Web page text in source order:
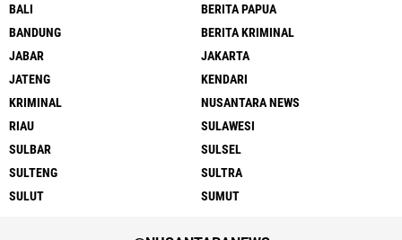
BALI
BERITA PAPUA
BANDUNG
BERITA KRIMINAL
JABAR
JAKARTA
JATENG
KENDARI
KRIMINAL
NUSANTARA NEWS
RIAU
SULAWESI
SULBAR
SULSEL
SULTENG
SULTRA
SULUT
SUMUT